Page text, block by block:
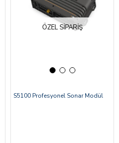
ÖZEL SIPARIŞ
S5100 Profesyonel Sonar Modül